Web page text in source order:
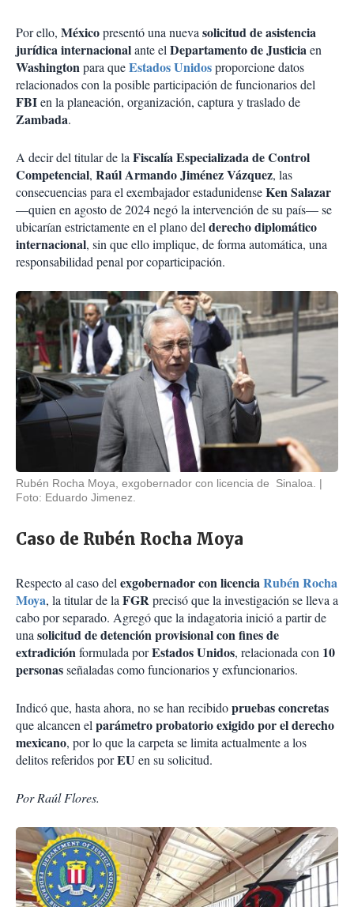
Por ello, Méxicopresentó una nuevasolicitud de asistencia
jurídica internacionalante elDepartamento de Justiciaen
Washingtonpara queEstados Unidosproporcione datos
relacionados con la posible participación de funcionarios del
FBIen la planeación, organización, captura y traslado de
Zambada.
A decir del titular de laFiscalía Especializada de Control
Competencial, Raúl Armando Jiménez Vázquez, las
consecuencias para el exembajador estadunidenseKen Salazar
—quien en agosto de 2024 negó la intervención de su país— se
ubicarían estrictamente en el plano delderecho diplomático
internacional, sin que ello implique, de forma automática, una
responsabilidad penal por coparticipación.
Rubén Rocha Moya, exgobernador con licencia de Sinaloa.
Foto: Eduardo Jimenez.
Caso de Rubén Rocha Moya
Respecto al caso delexgobernador con licenciaRubén Rocha
Moya, la titular de laFGRprecisó que la investigación se lleva a
cabo por separado. Agregó que la indagatoria inició a partir de
unasolicitud de detención provisional con fines de
extradiciónformulada porEstados Unidos, relacionada con 10
personasseñaladas como funcionarios y exfuncionarios.
Indicó que, hasta ahora, no se han recibidopruebas concretas
que alcancen elparámetro probatorio exigido por el derecho
mexicano, por lo que la carpeta se limita actualmente a los
delitos referidos porEU en su solicitud.
Por Raúl Flores.